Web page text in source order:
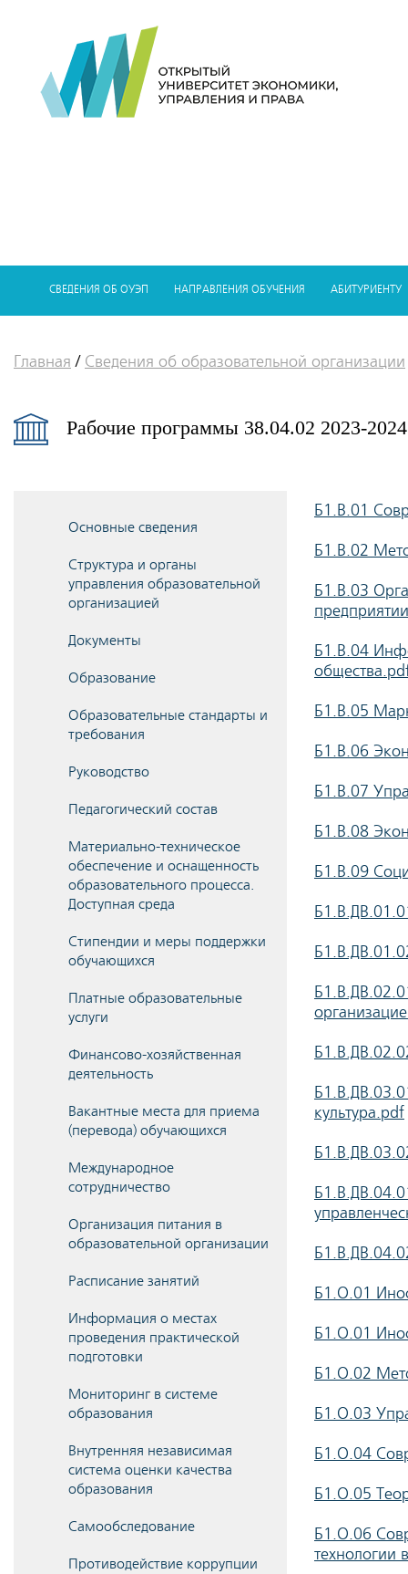
СВЕДЕНИЯ ОБ ОУЭП НАПРАВЛЕНИЯ ОБУЧЕНИЯ АБИТУРИЕНТУ
Главная / Сведения об образовательной организации
Рабочие программы 38.04.02 2023-2024
Основные сведения
Структура и органы
управления образовательной
организацией
Документы
Образование
Образовательные стандарты и
требования
Руководство
Педагогический состав
Материально-техническое
обеспечение и оснащенность
образовательного процесса.
Доступная среда
Стипендии и меры поддержки
обучающихся
Платные образовательные
услуги
Финансово-хозяйственная
деятельность
Вакантные места для приема
(перевода) обучающихся
Международное
сотрудничество
Организация питания в
образовательной организации
Расписание занятий
Информация о местах
проведения практической
подготовки
Мониторинг в системе
образования
Внутренняя независимая
система оценки качества
образования
Самообследование
Противодействие коррупции
Б1.В.01
Б1.В.02
Б1.В.03
Б1.В.04
Б1.В.05
Б1.В.06
Б1.В.07
Б1.В.08
Б1.В.09
культура.pdf
Б1.О.01
Б1.О.01
Б1.О.02
Б1.О.03
Б1.О.04
Б1.О.05
Б1.О.06